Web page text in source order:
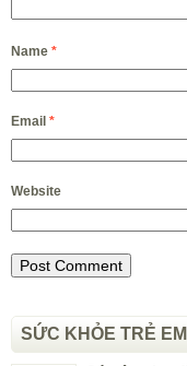
Name *
Email *
Website
SỨC KHỎE TRẺ EM